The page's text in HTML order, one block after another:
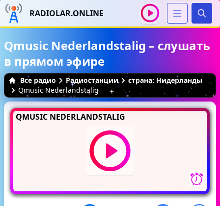
RADIOLAR.ONLINE
Qmusic Nederlandstalig – слушать
в прямом эфире
Все радио Радиостанции
страна: Нидерланды
Qmusic Nederlandstalig
QMUSIC NEDERLANDSTALIG